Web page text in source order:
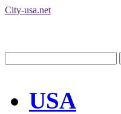
City-usa.net
USA